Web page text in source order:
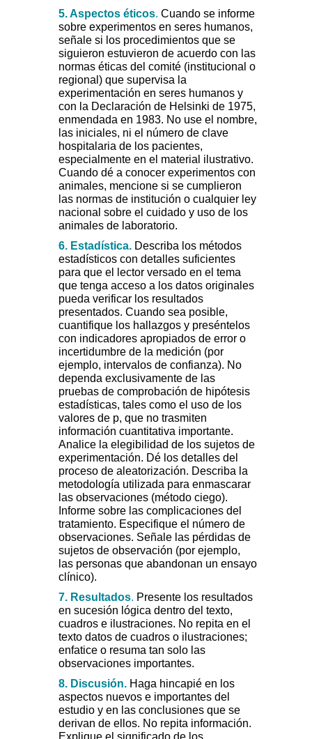
5. Aspectos éticos. Cuando se informe
sobre experimentos en seres humanos,
señale si los procedimientos que se
siguieron estuvieron de acuerdo con las
normas éticas del comité (institucional o
regional) que supervisa la
experimentación en seres humanos y
con la Declaración de Helsinki de 1975,
enmendada en 1983. No use el nombre,
las iniciales, ni el número de clave
hospitalaria de los pacientes,
especialmente en el material ilustrativo.
Cuando dé a conocer experimentos con
animales, mencione si se cumplieron
las normas de institución o cualquier ley
nacional sobre el cuidado y uso de los
animales de laboratorio.
6. Estadística. Describa los métodos
estadísticos con detalles suficientes
para que el lector versado en el tema
que tenga acceso a los datos originales
pueda verificar los resultados
presentados. Cuando sea posible,
cuantifique los hallazgos y preséntelos
con indicadores apropiados de error o
incertidumbre de la medición (por
ejemplo, intervalos de confianza). No
dependa exclusivamente de las
pruebas de comprobación de hipótesis
estadísticas, tales como el uso de los
valores de p, que no trasmiten
información cuantitativa importante.
Analice la elegibilidad de los sujetos de
experimentación. Dé los detalles del
proceso de aleatorización. Describa la
metodología utilizada para enmascarar
las observaciones (método ciego).
Informe sobre las complicaciones del
tratamiento. Especifique el número de
observaciones. Señale las pérdidas de
sujetos de observación (por ejemplo,
las personas que abandonan un ensayo
clínico).
7. Resultados. Presente los resultados
en sucesión lógica dentro del texto,
cuadros e ilustraciones. No repita en el
texto datos de cuadros o ilustraciones;
enfatice o resuma tan solo las
observaciones importantes.
8. Discusión. Haga hincapié en los
aspectos nuevos e importantes del
estudio y en las conclusiones que se
derivan de ellos. No repita información.
Explique el significado de los